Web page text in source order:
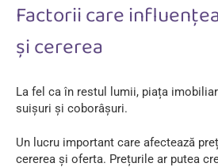
Factorii care
și cererea
La fel ca în restul lumii, piața
suișuri și coborâșuri.
Un lucru important care afectează
cererea și oferta. Prețurile ar putea